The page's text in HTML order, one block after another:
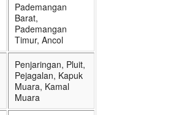
Pademangan
Barat,
Pademangan
Timur, Ancol
Penjaringan, Pluit,
Pejagalan, Kapuk
Muara, Kamal
Muara